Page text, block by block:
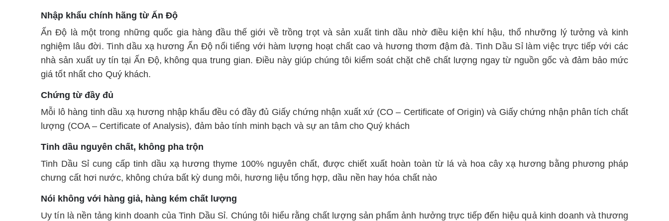
Nhập khẩu chính hãng từ Ấn Độ
Ấn Độ là một trong những quốc gia hàng đầu thế giới về trồng trọt và sản xuất tinh dầu nhờ điều kiện khí hậu, thổ nhưỡng lý tưởng và kinh
nghiệm lâu đời. Tinh dầu xạ hương Ấn Độ nổi tiếng với hàm lượng hoạt chất cao và hương thơm đậm đà.Tinh Dầu Sỉ làm việc trực tiếp với các
nhà sản xuất uy tín tại Ấn Độ, không qua trung gian. Điều này giúp chúng tôi kiểm soát chặt chẽ chất lượng ngay từ nguồn gốc và đảm bảo mức
giá tốt nhất cho Quý khách.
Chứng từ đầy đủ
Mỗi lô hàng tinh dầu xạ hương nhập khẩu đều có đầy đủ Giấy chứng nhận xuất xứ (CO – Certificate of Origin) và Giấy chứng nhận phân tích chất
lượng (COA – Certificate of Analysis), đảm bảo tính minh bạch và sự an tâm cho Quý khách
Tinh dầu nguyên chất, không pha trộn
Tinh Dầu Sỉ cung cấp tinh dầu xạ hương thyme 100% nguyên chất, được chiết xuất hoàn toàn từ lá và hoa cây xạ hương bằng phương pháp
chưng cất hơi nước, không chứa bất kỳ dung môi, hương liệu tổng hợp, dầu nền hay hóa chất nào
Nói không với hàng giả, hàng kém chất lượng
Uy tín là nền tảng kinh doanh của Tinh Dầu Sỉ. Chúng tôi hiểu rằng chất lượng sản phẩm ảnh hưởng trực tiếp đến hiệu quả kinh doanh và thương